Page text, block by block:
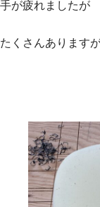
手が疲れましたが
たくさんあります